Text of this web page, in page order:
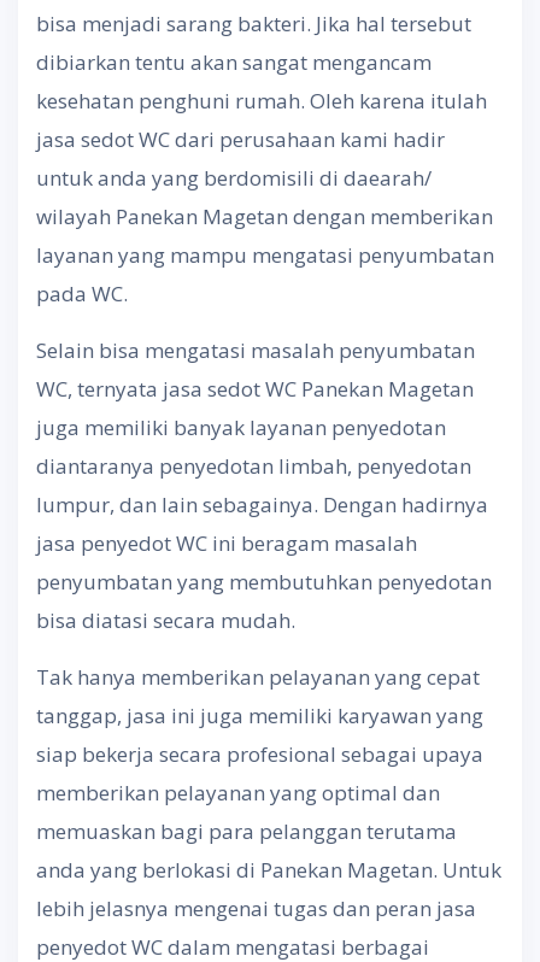
bisa menjadi sarang bakteri. Jika hal tersebut
dibiarkan tentu akan sangat mengancam
kesehatan penghuni rumah. Oleh karena itulah
jasa sedot WC dari perusahaan kami hadir
untuk anda yang berdomisili di daearah/
wilayah Panekan Magetan dengan memberikan
layanan yang mampu mengatasi penyumbatan
pada WC.
Selain bisa mengatasi masalah penyumbatan
WC, ternyata jasa sedot WC Panekan Magetan
juga memiliki banyak layanan penyedotan
diantaranya penyedotan limbah, penyedotan
lumpur, dan lain sebagainya. Dengan hadirnya
jasa penyedot WC ini beragam masalah
penyumbatan yang membutuhkan penyedotan
bisa diatasi secara mudah.
Tak hanya memberikan pelayanan yang cepat
tanggap, jasa ini juga memiliki karyawan yang
siap bekerja secara profesional sebagai upaya
memberikan pelayanan yang optimal dan
memuaskan bagi para pelanggan terutama
anda yang berlokasi di Panekan Magetan. Untuk
lebih jelasnya mengenai tugas dan peran jasa
penyedot WC dalam mengatasi berbagai